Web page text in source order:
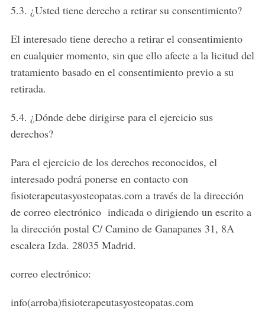
5.3. ¿Usted tiene derecho a retirar su consentimiento?
El interesado tiene derecho a retirar el consentimiento
en cualquier momento, sin que ello afecte a la licitud del
tratamiento basado en el consentimiento previo a su
retirada.
5.4. ¿Dónde debe dirigirse para el ejercicio sus
derechos?
Para el ejercicio de los derechos reconocidos, el
interesado podrá ponerse en contacto con
fisioterapeutasyosteopatas.com a través de la dirección
de correo electrónico indicada o dirigiendo un escrito a
la dirección postal C/ Camino de Ganapanes 31, 8A
escalera Izda. 28035 Madrid.
correo electrónico:
info(arroba)fisioterapeutasyosteopatas.com